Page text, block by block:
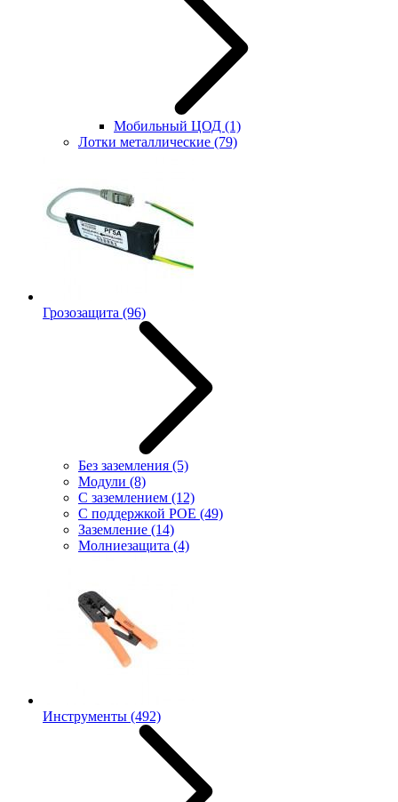
Мобильный ЦОД (1)
Лотки металлические (79)
Грозозащита (96)
Без заземления (5)
Модули (8)
С заземлением (12)
С поддержкой POE (49)
Заземление (14)
Молниезащита (4)
Инструменты (492)